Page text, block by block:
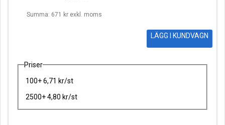
Summa: 671 kr exkl. moms
LÄGG I KUNDVAGN
Priser
100+ 6,71 kr/st
2500+ 4,80 kr/st